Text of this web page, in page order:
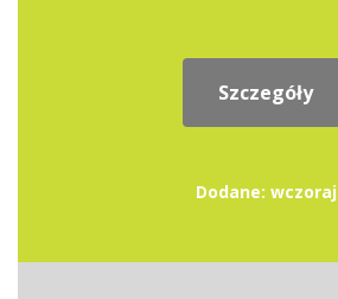
Szczegóły
Dodane: wczoraj